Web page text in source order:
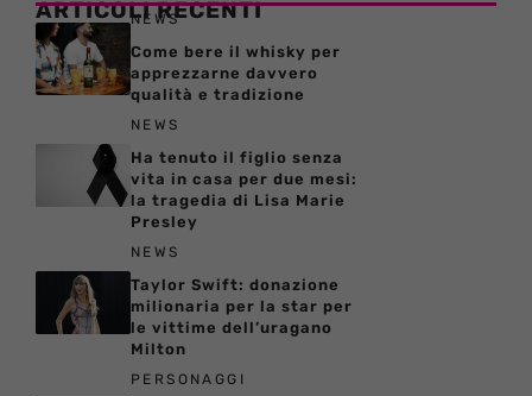
ARTICOLI RECENTI
NEWS
Come bere il whisky per
apprezzarne davvero
qualità e tradizione
NEWS
Ha tenuto il figlio senza
vita in casa per due mesi:
la tragedia di Lisa Marie
Presley
NEWS
Taylor Swift: donazione
milionaria per la star per
le vittime dell’uragano
Milton
PERSONAGGI